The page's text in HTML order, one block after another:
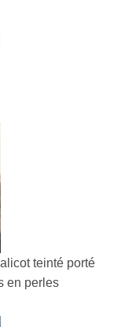
teinté porté
en perles